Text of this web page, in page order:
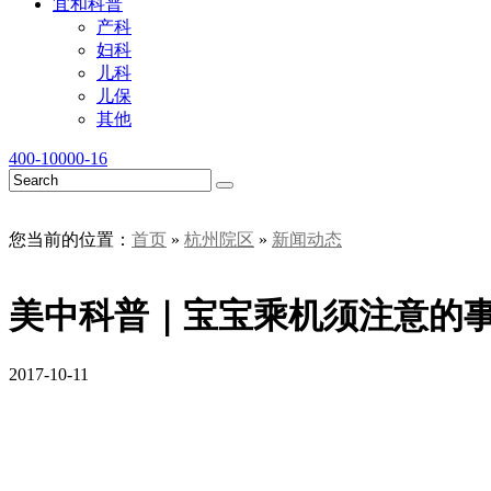
宜和科普
产科
妇科
儿科
儿保
其他
400-10000-16
您当前的位置： 首页 » 杭州院区 » 新闻动态
美中科普｜宝宝乘机须注意的
2017-10-11